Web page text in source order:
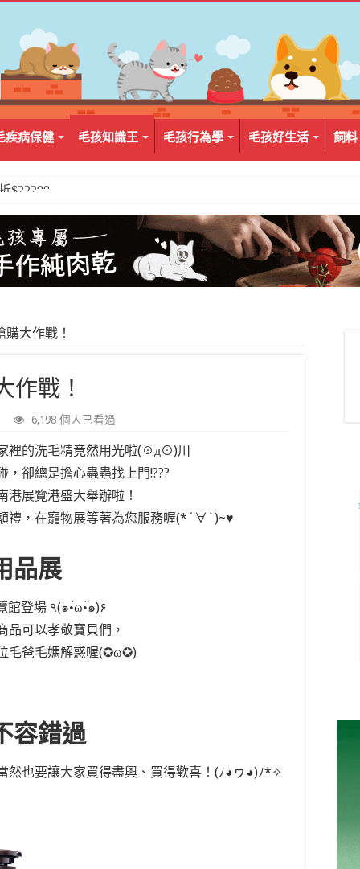
疾病保健 毛孩知識王 毛孩行為學 毛孩好生活 飼
組$399
大作戰！
作戰！
6,198 個人已看過
裡的洗毛精竟然用光啦(☉д⊙)川
卻總是擔心蟲蟲找上門!???
展覽港盛大舉辦啦！
禮，在寵物展等著為您服務喔(*´∀`)~♥
品展
台北寵物展即將在7/7-7/10於南港展覽館登場 ٩(๑•̀ω•́๑)۶
品可以孝敬寶貝們，
毛爸毛媽解惑喔(✪ω✪)
容錯過
也要讓大家買得盡興、買得歡喜！ (ﾉ◕ヮ◕)ﾉ*✧